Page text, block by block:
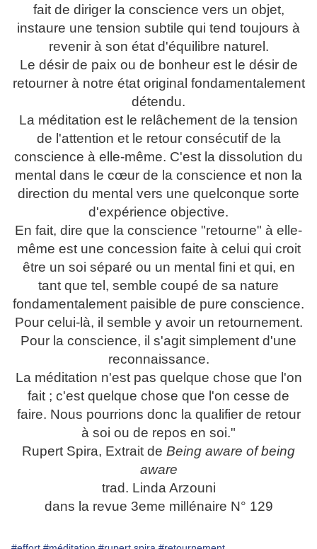
fait de diriger la conscience vers un objet,
instaure une tension subtile qui tend toujours à
revenir à son état d'équilibre naturel.
Le désir de paix ou de bonheur est le désir de
retourner à notre état original fondamentalement
détendu.
La méditation est le relâchement de la tension
de l'attention et le retour consécutif de la
conscience à elle-même. C'est la dissolution du
mental dans le cœur de la conscience et non la
direction du mental vers une quelconque sorte
d'expérience objective.
En fait, dire que la conscience "retourne" à elle-
même est une concession faite à celui qui croit
être un soi séparé ou un mental fini et qui, en
tant que tel, semble coupé de sa nature
fondamentalement paisible de pure conscience.
Pour celui-là, il semble y avoir un retournement.
Pour la conscience, il s'agit simplement d'une
reconnaissance.
La méditation n'est pas quelque chose que l'on
fait ; c'est quelque chose que l'on cesse de
faire. Nous pourrions donc la qualifier de retour
à soi ou de repos en soi."
Rupert Spira, Extrait de Being aware of being
aware
trad. Linda Arzouni
dans la revue 3eme millénaire N° 129